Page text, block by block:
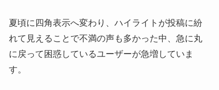
夏頃に四角表示へ変わり、ハイライトが投稿に紛
れて見えることで不満の声も多かった中、 急に丸
に戻って困惑しているユーザーが急増 していま
す。